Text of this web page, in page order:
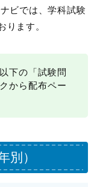
ビでは、学科試験
ります。
下の「試験問
から配布ペー
別）